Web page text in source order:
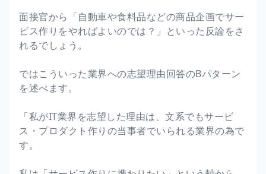
面接官から「自動車や食料品などの商品企画でサー
ビス作りをやればよいのでは？」といった反論をさ
れるでしょう。
ではこういった業界への志望理由回答のBパターン
を述べます。
「私がIT業界を志望した理由は、文系でもサービ
ス・プロダクト作りの当事者でいられる業界の為で
す。